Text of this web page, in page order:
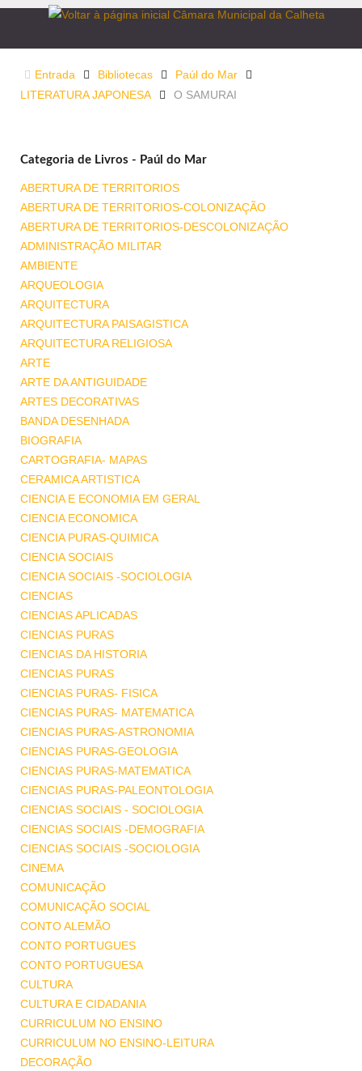
Entrada Bibliotecas
Paúl do Mar
LITERATURA JAPONESA
O SAMURAI
Categoria de Livros - Paúl do Mar
ABERTURA DE TERRITORIOS
ABERTURA DE TERRITORIOS-COLONIZAÇÃO
ABERTURA DE TERRITORIOS-DESCOLONIZAÇÃO
ADMINISTRAÇÃO MILITAR
AMBIENTE
ARQUEOLOGIA
ARQUITECTURA
ARQUITECTURA PAISAGISTICA
ARQUITECTURA RELIGIOSA
ARTE
ARTE DA ANTIGUIDADE
ARTES DECORATIVAS
BANDA DESENHADA
BIOGRAFIA
CARTOGRAFIA- MAPAS
CERAMICA ARTISTICA
CIENCIA E ECONOMIA EM GERAL
CIENCIA ECONOMICA
CIENCIA PURAS-QUIMICA
CIENCIA SOCIAIS
CIENCIA SOCIAIS -SOCIOLOGIA
CIENCIAS
CIENCIAS APLICADAS
CIENCIAS PURAS
CIENCIAS DA HISTORIA
CIENCIAS PURAS
CIENCIAS PURAS- FISICA
CIENCIAS PURAS- MATEMATICA
CIENCIAS PURAS-ASTRONOMIA
CIENCIAS PURAS-GEOLOGIA
CIENCIAS PURAS-MATEMATICA
CIENCIAS PURAS-PALEONTOLOGIA
CIENCIAS SOCIAIS - SOCIOLOGIA
CIENCIAS SOCIAIS -DEMOGRAFIA
CIENCIAS SOCIAIS -SOCIOLOGIA
CINEMA
COMUNICAÇÃO
COMUNICAÇÃO SOCIAL
CONTO ALEMÃO
CONTO PORTUGUES
CONTO PORTUGUESA
CULTURA
CULTURA E CIDADANIA
CURRICULUM NO ENSINO
CURRICULUM NO ENSINO-LEITURA
DECORAÇÃO